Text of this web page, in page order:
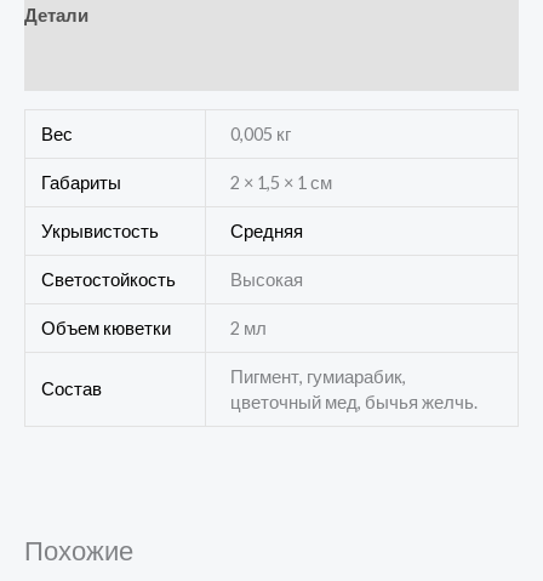
Детали
Вес 0,005 кг
Габариты 2 × 1,5 × 1 см
Укрывистость Средняя
Светостойкость Высокая
Объем кюветки 2 мл
Состав
Пигмент, гумиарабик,
цветочный мед, бычья желчь.
Похожие